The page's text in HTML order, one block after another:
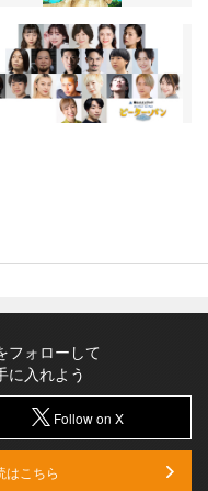
フォローして
に入れよう
Follow on X
こちら